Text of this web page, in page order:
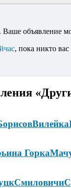
Ваше объявление
, пока никто
Вилейка
Горка
Смиловичи